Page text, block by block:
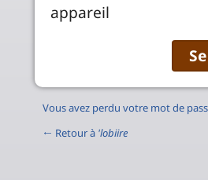
appareil
Vous avez perdu votre mot de
← Retour à 'lobiire